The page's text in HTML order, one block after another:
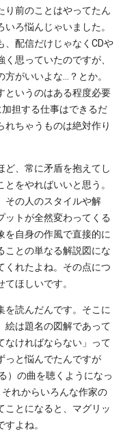
り前のことはやってたん
ろ悩んじゃいました。
、配信だけじゃなくCDや
思っていたのですが、
がいいよな…？とか。
というのはある程度必要
担する仕事はできるだ
れちゃうものは絶対作り
ど、常に矛盾を抱えてし
をやればいいと思う。
その人のスタイルや解
ットが全然変わってくる
を自身の作風で直接的に
ことの単なる解説図にな
くれたよね。その点につ
ほしいです。
を読んだんです。そこに
絵は題名の図解であって
なければならない」って
っと悩んでたんですが
）の曲を聴くようになっ
れからいろんな作家の
ことになると、マグリッ
よね。